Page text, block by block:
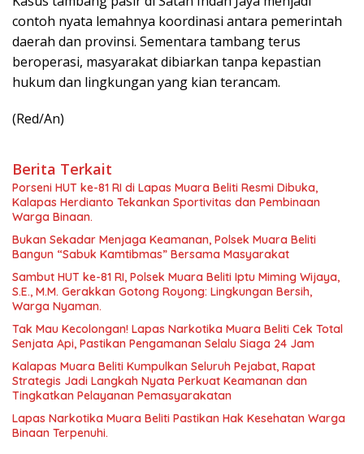
contoh nyata lemahnya koordinasi antara pemerintah
daerah dan provinsi. Sementara tambang terus
beroperasi, masyarakat dibiarkan tanpa kepastian
hukum dan lingkungan yang kian terancam.
(Red/An)
Berita Terkait
Porseni HUT ke-81 RI di Lapas Muara Beliti Resmi Dibuka,
Kalapas Herdianto Tekankan Sportivitas dan Pembinaan
Warga Binaan.
Bukan Sekadar Menjaga Keamanan, Polsek Muara Beliti
Bangun “Sabuk Kamtibmas” Bersama Masyarakat
Sambut HUT ke-81 RI, Polsek Muara Beliti Iptu Miming Wijaya,
S.E., M.M. Gerakkan Gotong Royong: Lingkungan Bersih,
Warga Nyaman.
Tak Mau Kecolongan! Lapas Narkotika Muara Beliti Cek Total
Senjata Api, Pastikan Pengamanan Selalu Siaga 24 Jam
Kalapas Muara Beliti Kumpulkan Seluruh Pejabat, Rapat
Strategis Jadi Langkah Nyata Perkuat Keamanan dan
Tingkatkan Pelayanan Pemasyarakatan
Lapas Narkotika Muara Beliti Pastikan Hak Kesehatan Warga
Binaan Terpenuhi.